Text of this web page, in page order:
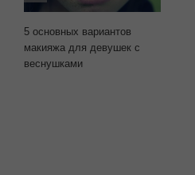
5 основных вариантов
макияжа для девушек с
веснушками